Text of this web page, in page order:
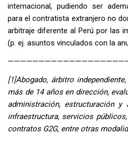
internacional, pudiendo ser
para el contratista extranjero no
arbitraje diferente al Perú por las
(p. ej. asuntos vinculados con la
[1]Abogado, árbitro
más de 14 años en dirección,
administración, estructuración
infraestructura, servicios
contratos G2G, entre otras